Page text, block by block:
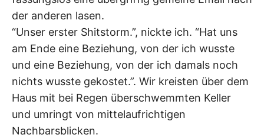
der anderen lasen.
“Unser erster Shitstorm.”, nickte ich. “Hat uns
am Ende eine Beziehung, von der ich wusste
und eine Beziehung, von der ich damals noch
nichts wusste gekostet.”. Wir kreisten über dem
Haus mit bei Regen überschwemmten Keller
und umringt von mittelaufrichtigen
Nachbarsblicken.